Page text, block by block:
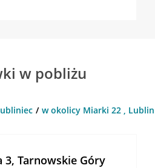
w pobliżu
w okolicy Miarki 22 ,
3, Tarnowskie Góry